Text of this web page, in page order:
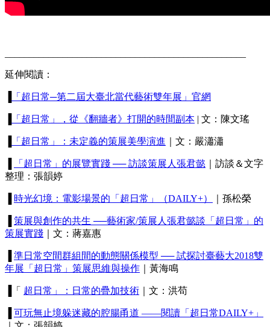
延伸閱讀：
「超日常─第二屆大臺北當代藝術雙年展」官網
「超日常」，從《翻牆者》打開的時間副本 | 文：陳文瑤
「超日常」：未定義的策展美學演進 ｜文：嚴瀟瀟
「超日常」的展覽實踐 ── 訪談策展人張君懿 ｜訪談＆文字
整理：張韻婷
時光幻境：電影場景的「超日常」（DAILY+） ｜孫松榮
策展與創作的共生 ──藝術家/策展人張君懿談「超日常」的
策展實踐 ｜文：蔣嘉惠
準日常空間群組間的動態關係模型 ── 試探討臺藝大2018雙
年展「超日常」策展思維與操作 ｜黃海鳴
▐「 超日常」：日常的疊加技術 ｜文：洪苟
可玩無止境躲迷藏的腔腸甬道 ——閱讀「超日常DAILY+」